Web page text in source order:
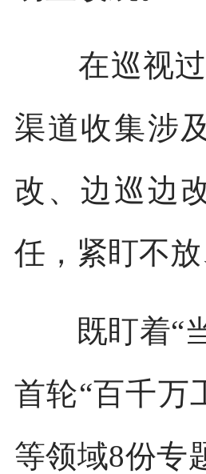
在巡视过
渠道收集涉
改、边巡边
任，紧盯不
既盯着“当
首轮“百千万
等领域8份专